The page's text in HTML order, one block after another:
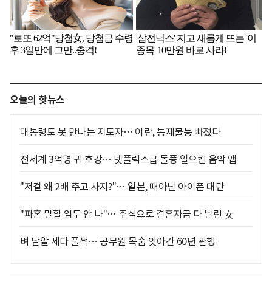
오늘의 핫뉴스
대통령도 못 만나는 지도자… 이란, 통제불능 빠졌다
전세계 3억명 귀 호강… 넷플릭스급 돌풍 일으킨 음악 앱
"저걸 왜 2배 주고 사지?"… 일본, 때아닌 아이폰 대란
"파혼 말할 엄두 안 나"… 주식으로 결혼자금 다 날린 女
벼 낱알 세다 풀썩… 공무원 목숨 앗아간 60년 관행